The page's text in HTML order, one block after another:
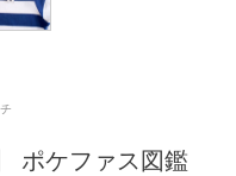
ポケファス図鑑